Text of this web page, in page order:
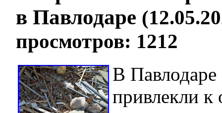
в Павлодаре
просмотров: 1212
В
привлекли к